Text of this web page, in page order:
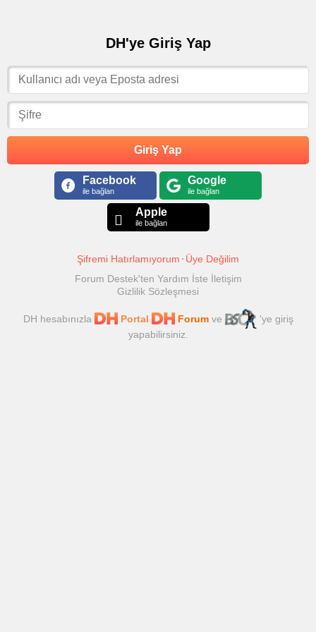
DH'ye Giriş Yap
Giriş Yap
Facebook
ile bağlan
Google
ile bağlan
Apple
ile bağlan
Şifremi Hatırlamıyorum
Üye Değilim
Forum Destek'ten Yardım İste İletişim
Gizlilik Sözleşmesi
DH hesabınızla Portal Forumve
'ye giriş
yapabilirsiniz.